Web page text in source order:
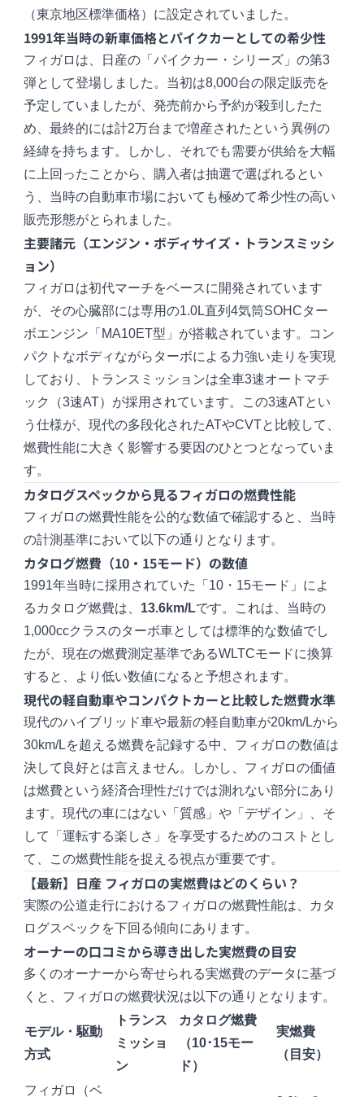
（東京地区標準価格）に設定されていました。
1991年当時の新車価格とパイクカーとしての希少性
フィガロは、日産の「パイクカー・シリーズ」の第3
弾として登場しました。当初は8,000台の限定販売を
予定していましたが、発売前から予約が殺到したた
め、最終的には計2万台まで増産されたという異例の
経緯を持ちます。しかし、それでも需要が供給を大幅
に上回ったことから、購入者は抽選で選ばれるとい
う、当時の自動車市場においても極めて希少性の高い
販売形態がとられました。
主要諸元（エンジン・ボディサイズ・トランスミッシ
ョン）
フィガロは初代マーチをベースに開発されています
が、その心臓部には専用の1.0L直列4気筒SOHCター
ボエンジン「MA10ET型」が搭載されています。コン
パクトなボディながらターボによる力強い走りを実現
しており、トランスミッションは全車3速オートマチ
ック（3速AT）が採用されています。この3速ATとい
う仕様が、現代の多段化されたATやCVTと比較して、
燃費性能に大きく影響する要因のひとつとなっていま
す。
カタログスペックから見るフィガロの燃費性能
フィガロの燃費性能を公的な数値で確認すると、当時
の計測基準において以下の通りとなります。
カタログ燃費（10・15モード）の数値
1991年当時に採用されていた「10・15モード」によ
るカタログ燃費は、 13.6km/Lです。これは、当時の
1,000ccクラスのターボ車としては標準的な数値でし
たが、現在の燃費測定基準であるWLTCモードに換算
すると、より低い数値になると予想されます。
現代の軽自動車やコンパクトカーと比較した燃費水準
現代のハイブリッド車や最新の軽自動車が20km/Lから
30km/Lを超える燃費を記録する中、フィガロの数値は
決して良好とは言えません。しかし、フィガロの価値
は燃費という経済合理性だけでは測れない部分にあり
ます。現代の車にはない「質感」や「デザイン」、そ
して「運転する楽しさ」を享受するためのコストとし
て、この燃費性能を捉える視点が重要です。
【最新】日産 フィガロの実燃費はどのくらい？
実際の公道走行におけるフィガロの燃費性能は、カタ
ログスペックを下回る傾向にあります。
オーナーの口コミから導き出した実燃費の目安
多くのオーナーから寄せられる実燃費のデータに基づ
くと、フィガロの燃費状況は以下の通りとなります。
モデル・駆動
方式
トランス
ミッショ
ン
カタログ燃費
（10･15モー
ド）
実燃費
（目安）
フィガロ（ベ